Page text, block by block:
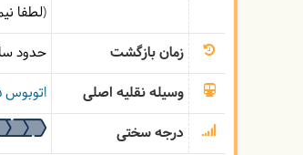
(لطفا
زمان بازگشت
حدود
وسیله نقلیه اصلی
اتوبوس ۲۵ نفره VIP
درجه سختی